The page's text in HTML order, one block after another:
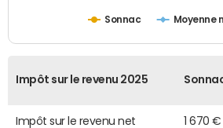
Sonnac Moyenne
Impôt sur le revenu 2025
Impôt sur le revenu net
1 670 €